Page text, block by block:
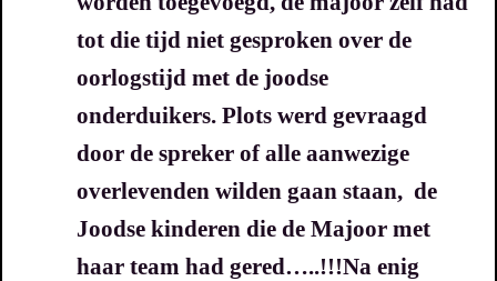
tot die tijd niet gesproken over de
oorlogstijd met de joodse
onderduikers. Plots werd gevraagd
door de spreker of alle aanwezige
overlevenden wilden gaan staan, de
Joodse kinderen die de Majoor met
haar team had gered…..!!!Na enig